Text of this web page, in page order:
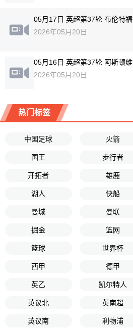
05月17日 英超第37轮 布伦特
2026年05月20日
05月16日 英超第37轮 阿斯顿
2026年05月20日
热门标签
中国足球 火箭
国王 步行者
开拓者 雄鹿
湖人 快船
曼城 曼联
掘金 篮网
篮球 世界杯
西甲 德甲
英乙 凯尔特人
英议北 英南超
英议南 利物浦